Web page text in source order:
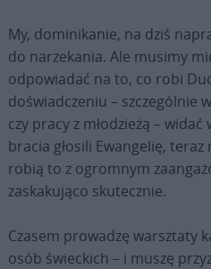
My, dominikanie, na dziś
do narzekania. Ale musimy
odpowiadać na to, co robi
doświadczeniu – szczególnie
czy pracy z młodzieżą –
bracia głosili Ewangelię,
robią to z ogromnym
zaskakująco skutecznie.
Czasem prowadzę warsztaty
osób świeckich – i muszę